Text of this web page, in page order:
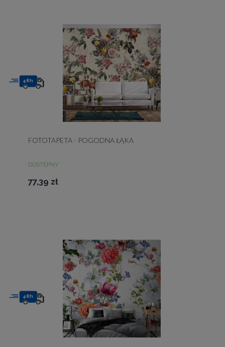
FOTOTAPETA - POGODNA ŁĄKA
DOSTĘPNY
77,39 zł
48h
48h